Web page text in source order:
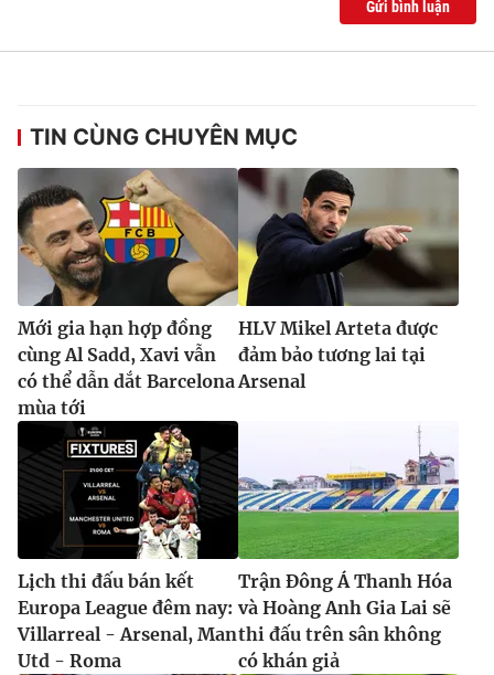
thuận bằng văn bản. Ghi rõ nguồn VTV.vn khi phát hành lại
Gửi bình luận
TIN CÙNG CHUYÊN MỤC
Mới gia hạn hợp đồng
cùng Al Sadd, Xavi vẫn
có thể dẫn dắt Barcelona
mùa tới
HLV Mikel Arteta được
đảm bảo tương lai tại
Arsenal
Lịch thi đấu bán kết
Europa League đêm nay:
Villarreal - Arsenal, Man
Utd - Roma
Trận Đông Á Thanh Hóa
và Hoàng Anh Gia Lai sẽ
thi đấu trên sân không
có khán giả